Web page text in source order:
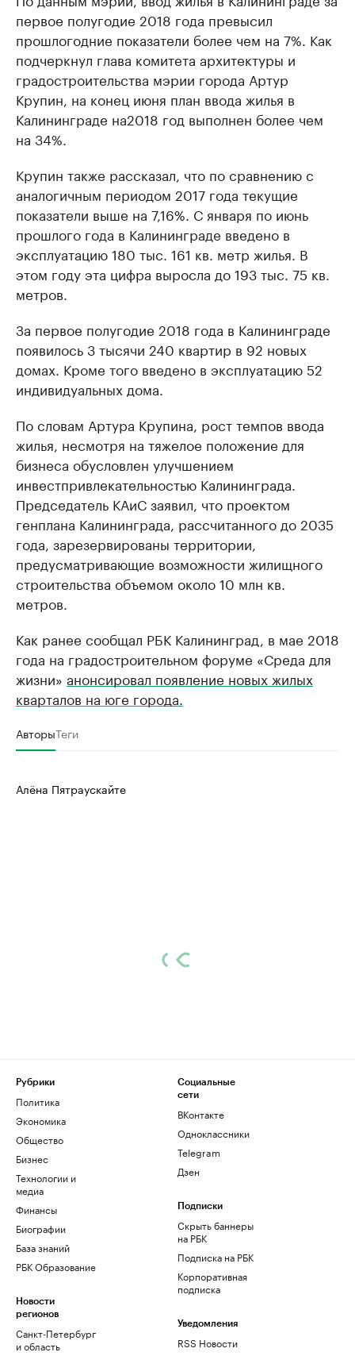
первое полугодие 2018 года превысил
прошлогодние показатели более чем на 7%. Как
подчеркнул глава комитета архитектуры и
градостроительства мэрии города Артур
Крупин, на конец июня план ввода жилья в
Калининграде на2018 год выполнен более чем
на 34%.
Крупин также рассказал, что по сравнению с
аналогичным периодом 2017 года текущие
показатели выше на 7,16%. С января по июнь
прошлого года в Калининграде введено в
эксплуатацию 180 тыс. 161 кв. метр жилья. В
этом году эта цифра выросла до 193 тыс. 75 кв.
метров.
За первое полугодие 2018 года в Калининграде
появилось 3 тысячи 240 квартир в 92 новых
домах. Кроме того введено в эксплуатацию 52
индивидуальных дома. ​
По словам Артура Крупина, рост темпов ввода
жилья, несмотря на тяжелое положение для
бизнеса обусловлен улучшением
инвестпривлекательностью Калининграда.​
Председатель КАиС заявил, что проектом
генплана Калининграда, рассчитанного до 2035
года, зарезервированы территории,
предусматривающие возможности жилищного
строительства объемом около 10 млн кв.
метров.
Как ранее сообщал РБК Калининград, в мае 2018
года на градостроительном форуме «Среда для
жизни» анонсировал появление новых жилых
кварталов на юге города.
АвторыТеги
Алёна Пятраускайте
Рубрики
Политика
Экономика
Общество
Бизнес
Технологии и
медиа
Финансы
Биографии
База знаний
РБК Образование
Новости
регионов
Санкт-Петербург
и область
Социальные
сети
ВКонтакте
Одноклассники
Telegram
Дзен
Подписки
Скрыть баннеры
на РБК
Подписка на РБК
Корпоративная
подписка
Уведомления
RSS Новости